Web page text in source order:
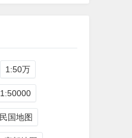
1:50万
1:50000
民国地图